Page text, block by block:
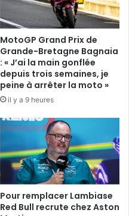
MotoGP Grand Prix de
Grande-Bretagne Bagnaia
: « J’ai la main gonflée
depuis trois semaines, je
peine à arrêter la moto »
il y a 9 heures
Pour remplacer Lambiase
Red Bull recrute chez Aston